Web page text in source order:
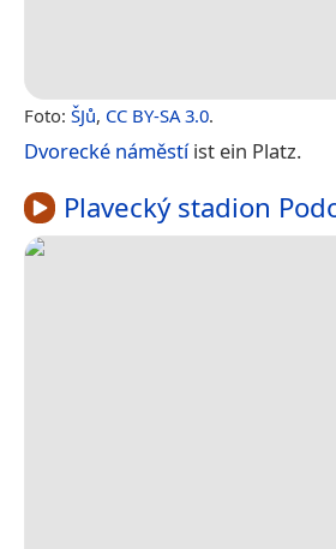
Foto: ŠJů, CC BY-SA 3.0.
Dvorecké náměstíist ein Platz.
Plavecký stadion